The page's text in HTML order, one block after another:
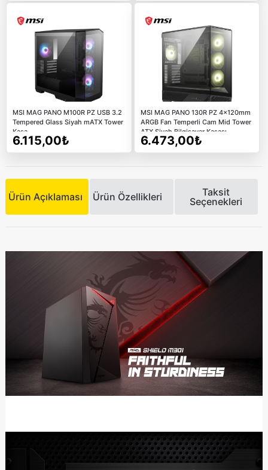
MSI MAG PANO M100R PZ USB 3.2
Tempered Glass Siyah mATX Tower
Kasa
6.115,00₺
MSI MAG PANO 130R PZ 4x120mm
ARGB Fan Temperli Cam Mid Tower
ATX Siyah Bilgisayar Kasası
6.473,00₺
Ürün Açıklaması Ürün Özellikleri
Taksit
Seçenekleri